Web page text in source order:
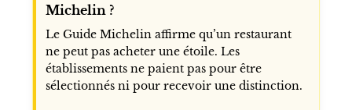
Michelin ?
Le Guide Michelin affirme qu’un restaurant
ne peut pas acheter une étoile. Les
établissements ne paient pas pour être
sélectionnés ni pour recevoir une distinction.